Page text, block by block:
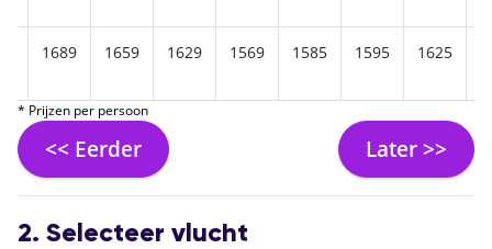
1689 1659 1629 1569 1585 1595 1625
* Prijzen per persoon
<< Eerder Later >>
2. Selecteer vlucht